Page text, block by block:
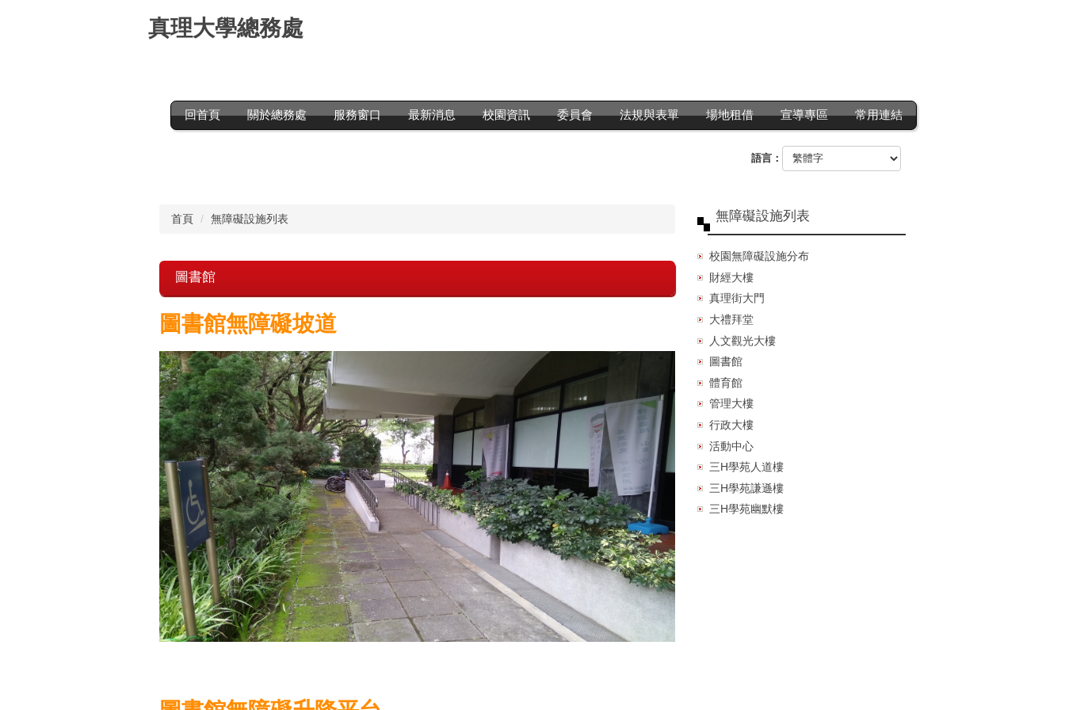
真理大學總務處
回首頁 關於總務處 服務窗口 最新消息 校園資訊 委員會 法規與表單 場地租借 宣導專區 常用連結
語言：
首頁 無障礙設施列表
圖書館
圖書館無障礙坡道
無障礙設施列表
校園無障礙設施分布
財經大樓
真理街大門
大禮拜堂
人文觀光大樓
圖書館
體育館
管理大樓
行政大樓
活動中心
三H學苑人道樓
三H學苑謙遜樓
三H學苑幽默樓